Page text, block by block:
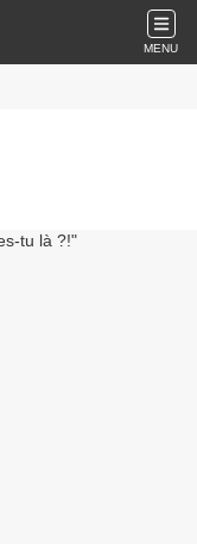
MENU